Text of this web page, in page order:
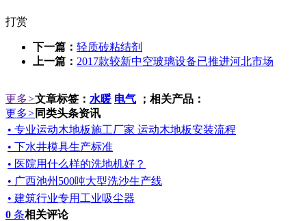
打赏
下一篇： 轻质砖粘结剂
上一篇： 2017款较新中空玻璃设备已推进河北市场
更多>文章标签： 水暖 电气 ；相关产品：
更多> 同类头条资讯
• 专业运动木地板施工厂家 运动木地板安装流程
• 下水井模具生产标准
• 医院用什么样的洗地机好？
• 广西池州500吨大型洗沙生产线
• 建筑行业专用工业吸尘器
0 条相关评论